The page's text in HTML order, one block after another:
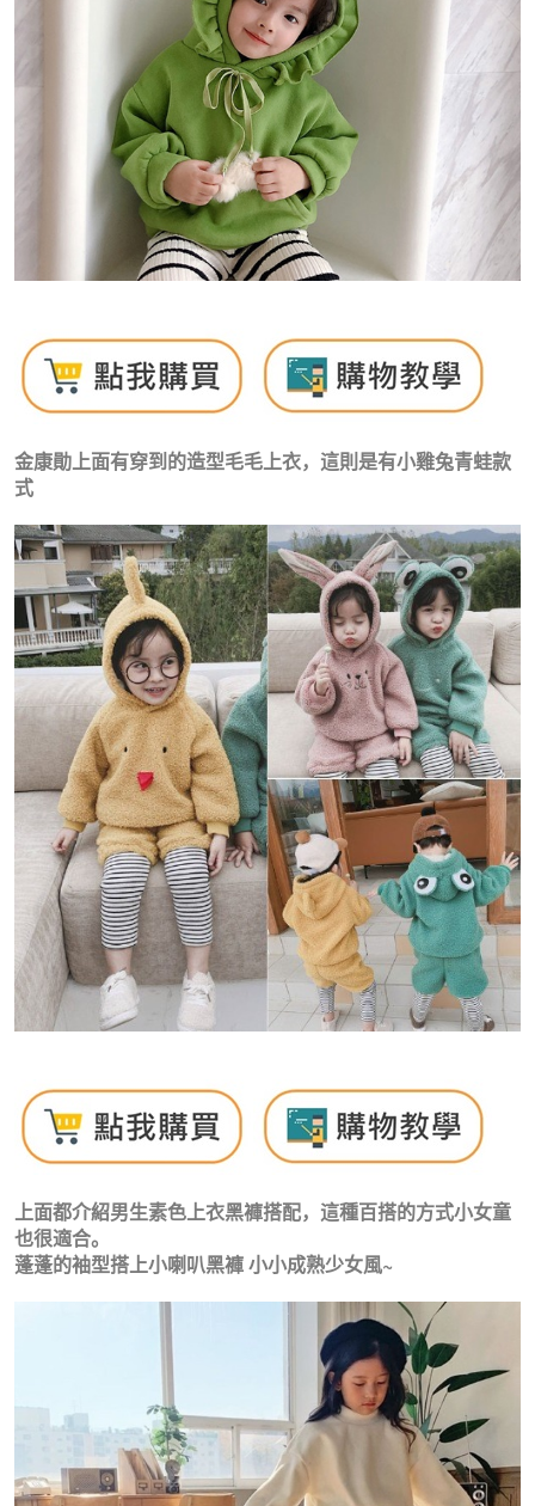
金康勛上面有穿到的造型毛毛上衣，這則是有小雞兔青蛙款
式
上面都介紹男生素色上衣黑褲搭配，這種百搭的方式小女童
也很適合。
蓬蓬的袖型搭上小喇叭黑褲 小小成熟少女風~